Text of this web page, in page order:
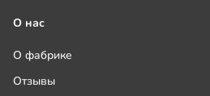
О нас
О фабрике
Отзывы